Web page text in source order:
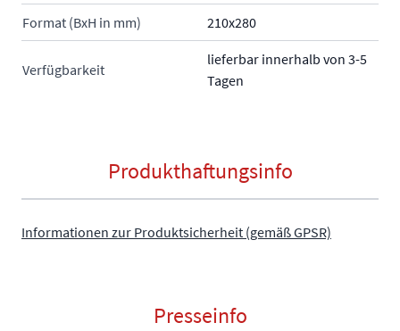
Format (BxH in mm) 210x280
Verfügbarkeit
lieferbar innerhalb von 3-5
Tagen
Produkthaftungsinfo
Informationen zur Produktsicherheit (gemäß GPSR)
Presseinfo